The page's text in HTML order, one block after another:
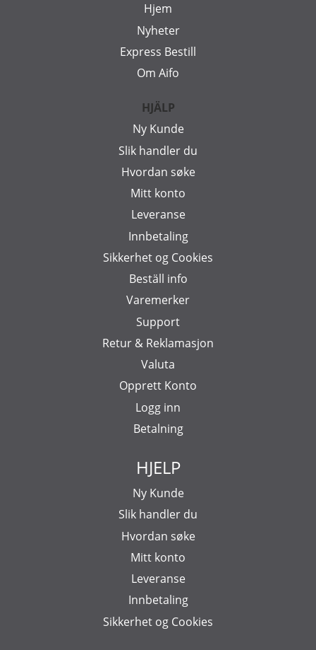
Hjem
Nyheter
Express Bestill
Om Aifo
HJÄLP
Ny Kunde
Slik handler du
Hvordan søke
Mitt konto
Leveranse
Innbetaling
Sikkerhet og Cookies
Beställ info
Varemerker
Support
Retur & Reklamasjon
Valuta
Opprett Konto
Logg inn
Betalning
HJELP
Ny Kunde
Slik handler du
Hvordan søke
Mitt konto
Leveranse
Innbetaling
Sikkerhet og Cookies